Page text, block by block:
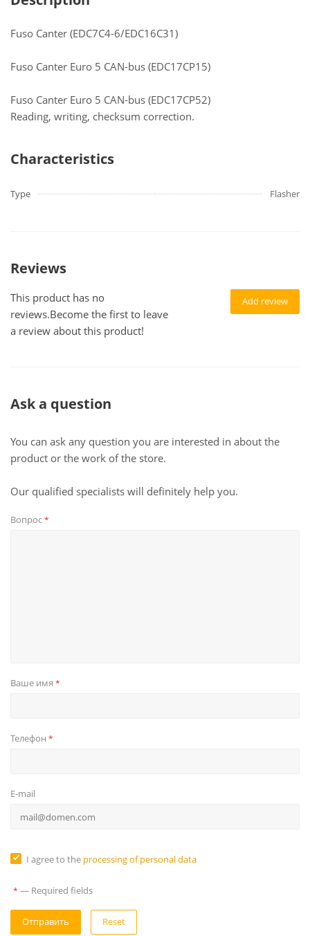
Fuso Canter (EDC7C4-6/EDC16C31)
Fuso Canter Euro 5 CAN-bus (EDC17CP15)
Fuso Canter Euro 5 CAN-bus (EDC17CP52)
Reading, writing, checksum correction.
Characteristics
Type Flasher
Reviews
Add review
This product has no
reviews.Become the first to leave
a review about this product!
Ask a question
You can ask any question you are interested in about the
product or the work of the store.
Our qualified specialists will definitely help you.
Вопрос*
Ваше имя *
Телефон *
E-mail
I agree to the processing of personal data
* — Required fields
Reset